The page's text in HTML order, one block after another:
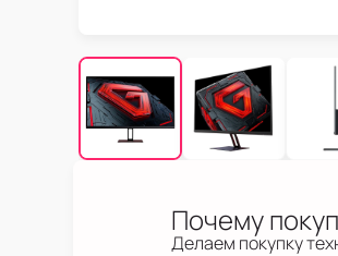
Почему
Делаем покупку